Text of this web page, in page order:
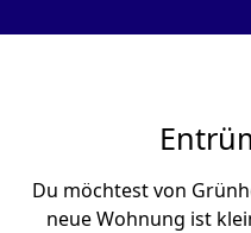
Du möchtest von
neue Wohnung ist